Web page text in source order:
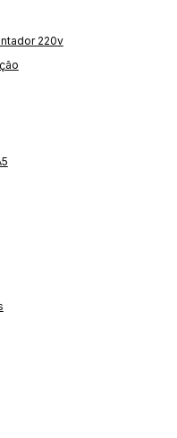
220v